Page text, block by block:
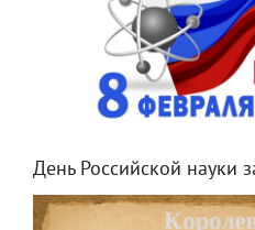
День Российской науки